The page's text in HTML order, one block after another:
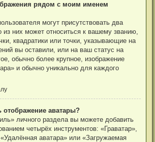
рядом с моим именем
могут присутствовать два
из них может относиться к вашему званию,
квадратики или точки, указывающие на
вы оставили, или на ваш статус на
обычно более крупное, изображение
и обычно уникально для каждого
отображение аватары?
личного раздела вы можете добавить
четырёх инструментов: «Граватар»,
аватара» или «Загружаемая